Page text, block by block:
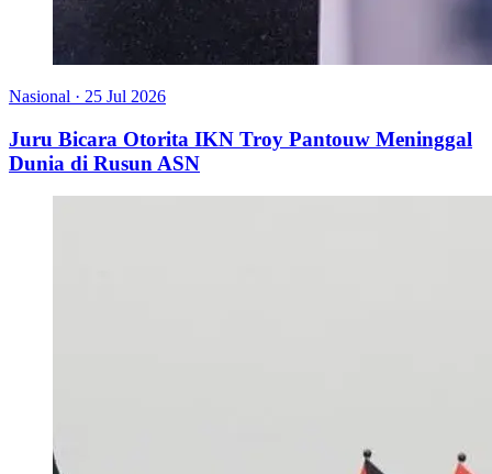
Nasional · 25 Jul 2026
Juru Bicara Otorita IKN Troy Pantouw Meninggal
Dunia di Rusun ASN